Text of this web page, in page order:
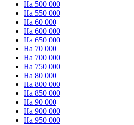
На 500 000
На 550 000
На 60 000
На 600 000
На 650 000
На 70 000
На 700 000
На 750 000
На 80 000
На 800 000
На 850 000
На 90 000
На 900 000
На 950 000